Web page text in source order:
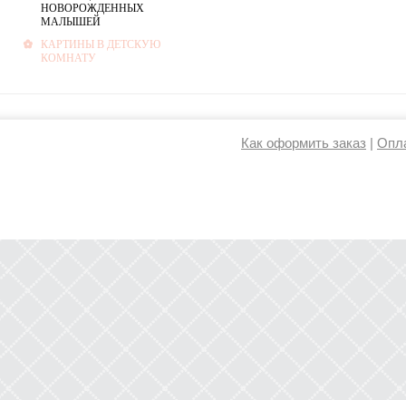
НОВОРОЖДЕННЫХ
МАЛЫШЕЙ
КАРТИНЫ В ДЕТСКУЮ
КОМНАТУ
Как оформить заказ |